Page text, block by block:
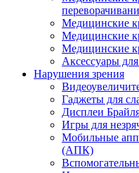
Медицинские
Медицинские
Медицинские
Аксессуары
Нарушения зрения
Гаджеты для
Дисплеи
Игры для
Мобильные
(АПК)